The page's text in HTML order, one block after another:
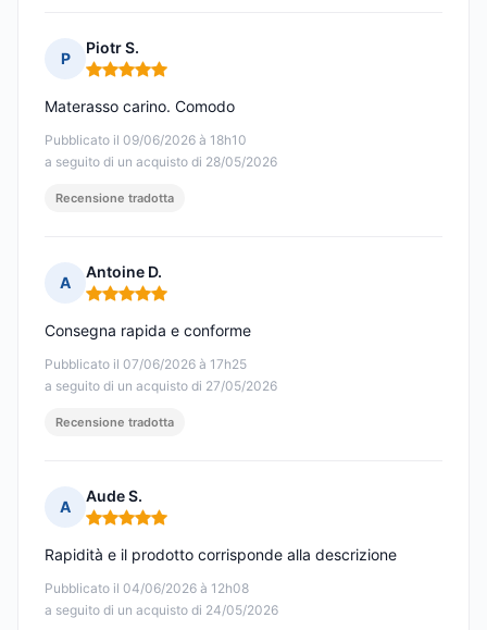
P
Piotr S.
Nota: 5 su 5
Pubblicato il 09/06/2026 à 18h10
a seguito di un acquisto di 28/05/2026
Materasso carino. Comodo
Recensione tradotta
A
Antoine D.
Nota: 5 su 5
Pubblicato il 07/06/2026 à 17h25
a seguito di un acquisto di 27/05/2026
Consegna rapida e conforme
Recensione tradotta
A
Aude S.
Nota: 5 su 5
Pubblicato il 04/06/2026 à 12h08
a seguito di un acquisto di 24/05/2026
Rapidità e il prodotto corrisponde alla descrizione